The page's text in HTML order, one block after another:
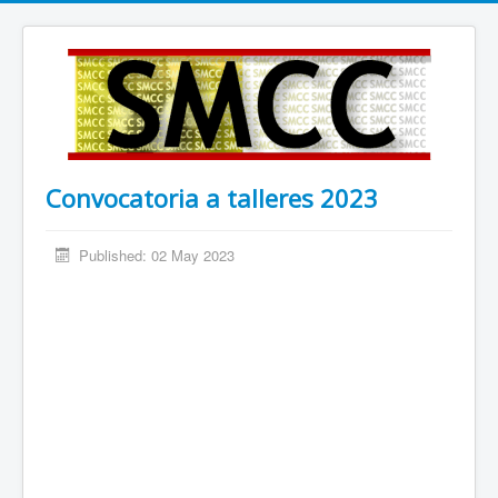
Convocatoria a talleres 2023
Published: 02 May 2023